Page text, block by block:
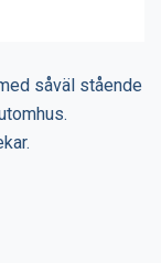
såväl stående